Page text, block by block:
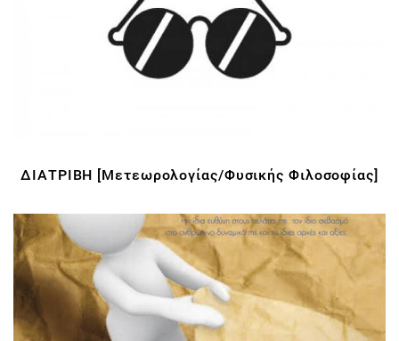
ΔΙΑΤΡΙΒΗ [Μετεωρολογίας/Φυσικής Φιλοσοφίας]